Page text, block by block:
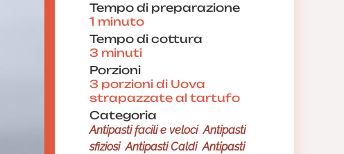
Tempo di preparazione
1 minuto
Tempo di cottura
3 minuti
Porzioni
3 porzioni di Uova
strapazzate al tartufo
Categoria
Antipasti facili e veloci Antipasti
sfiziosi Antipasti Caldi Antipasti